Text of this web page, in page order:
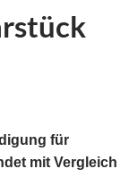
für
mit Vergleich